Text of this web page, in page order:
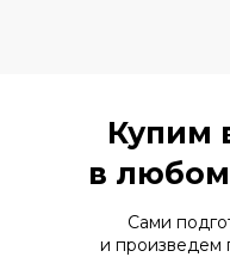
Сами
и произведем
Купим
в